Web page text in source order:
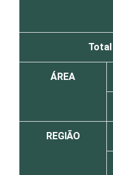
Total
ÁREA
REGIÃO